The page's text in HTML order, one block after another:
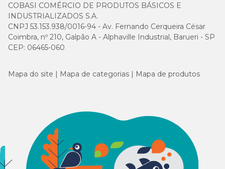
COBASI COMÉRCIO DE PRODUTOS BÁSICOS E
INDUSTRIALIZADOS S.A.
CNPJ 53.153.938/0016-94 - Av. Fernando Cerqueira César
Coimbra, nº 210, Galpão A - Alphaville Industrial, Barueri - SP
CEP: 06465-060
Mapa do site Mapa de categorias Mapa de produtos